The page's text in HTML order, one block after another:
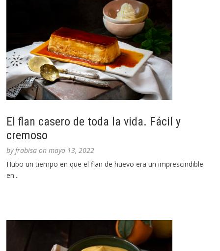
El flan casero de toda la vida. Fácil y
cremoso
byfrabisa onmayo 13, 2022
Hubo un tiempo en que el flan de huevo era un imprescindible
en...